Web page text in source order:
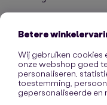
Betere
Wij gebruiken cookies
onze webshop goed
personaliseren,
toestemming,
gepersonaliseerde en